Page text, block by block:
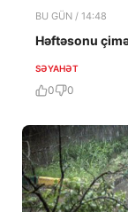
BU GÜN / 14:48
Həftəsonu
SƏYAHƏT
0 0